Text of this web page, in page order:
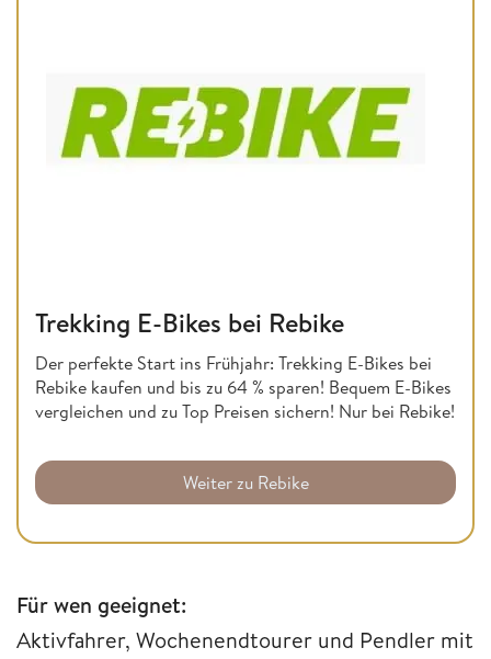
Trekking E-Bikes bei Rebike
Der perfekte Start ins Frühjahr: Trekking E-Bikes bei
Rebike kaufen und bis zu 64 % sparen! Bequem E-Bikes
vergleichen und zu Top Preisen sichern! Nur bei Rebike!
Weiter zu Rebike
Für wen geeignet:
Aktivfahrer, Wochenendtourer und Pendler mit